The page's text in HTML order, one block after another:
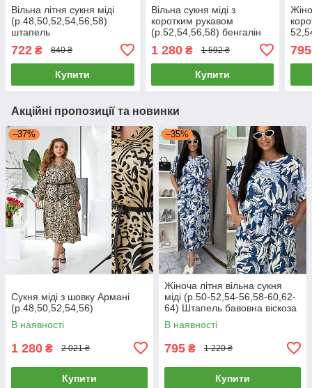
Вільна літня сукня міді
(р.48,50,52,54,56,58)
штапель
722 ₴ 840 ₴
Купити
Вільна сукня міді з
коротким рукавом
(р.52,54,56,58) бенгалін
1 280₴ 1 592 ₴
Купити
795
Акційні пропозиції та новинки
–37%
Сукня міді з шовку Армані
(р.48,50,52,54,56)
В наявності
1 280 ₴ 2 021 ₴
Купити
–35%
Жіноча літня вільна сукня
міді (р.50-52,54-56,58-60,62-
64) Штапель бавовна віскоза
В наявності
795 ₴ 1 220 ₴
Купити